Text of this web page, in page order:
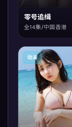
零号追缉
全14集/中国香港
动漫